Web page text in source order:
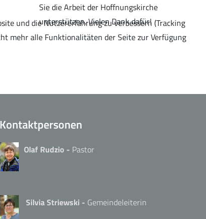
Sie die Arbeit der Hoffnungskirche
unterstützen. Vielen Dank dafür!
Kontaktpersonen
Olaf Rudzio - Pastor
Silvia Striewski - Gemeindeleiterin
und die Nutzererfahrung zu verbessern (Tracking
mehr alle Funktionalitäten der Seite zur Verfügung